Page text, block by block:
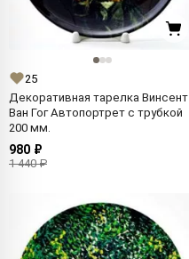
25
Декоративная тарелка Винсент
Ван Гог Автопортрет с трубкой
200 мм.
980 ₽
1 440 ₽